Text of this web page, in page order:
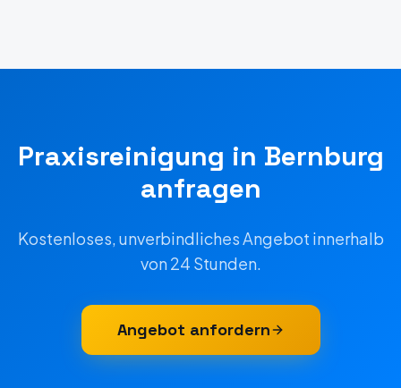
Praxisreinigung in Bernburg
anfragen
Kostenloses, unverbindliches Angebot innerhalb
von 24 Stunden.
Angebot anfordern